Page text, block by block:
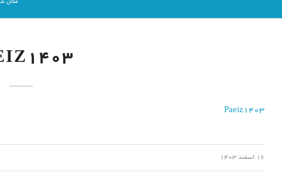
مکان
Paeiz1403
16 اسفند 1403